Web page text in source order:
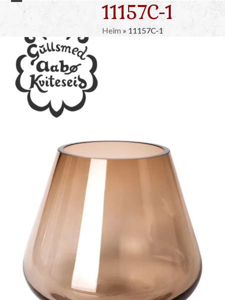
Skip
Open
menu
Close
menu
11157C-1
Heim » 11157C-1